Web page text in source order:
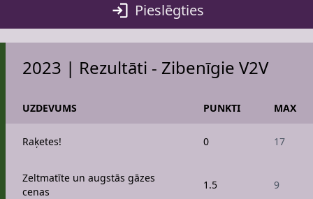
Pieslēgties
2023 | Rezultāti - Zibenīgie V2V
UZDEVUMS PUNKTI MAX
Raķetes! 0 17
Zeltmatīte un augstās gāzes
cenas
1.5 9